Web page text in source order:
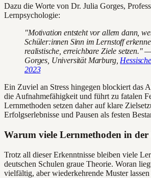
Dazu die Worte von Dr. Julia Gorges,
Lernpsychologie:
"Motivation entsteht vor allem dann,
Schüler:innen Sinn im Lernstoff
realistische, erreichbare Ziele setzen."
Gorges, Universität Marburg,
2023
Ein Zuviel an Stress hingegen blockiert das
die Aufnahmefähigkeit und führt zu fatalen
Lernmethoden setzen daher auf klare
Erfolgserlebnisse und Pausen als festen
Warum viele Lernmethoden in der
Trotz all dieser Erkenntnisse bleiben viele
deutschen Schulen graue Theorie. Woran
vielfältig, aber wiederkehrende Muster